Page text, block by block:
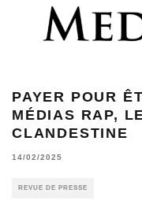
PAYER POUR
MÉDIAS RAP,
CLANDESTINE
14/02/2025
REVUE DE PRESSE